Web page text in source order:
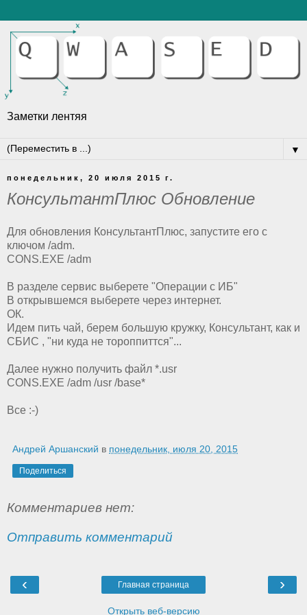
Заметки лентяя
▼
понедельник, 20 июля 2015 г.
КонсультантПлюс Обновление
Для обновления КонсультантПлюс, запустите его с
ключом /adm.
CONS.EXE /adm
В разделе сервис выберете "Операции с ИБ"
В открывшемся выберете через интернет.
ОК.
Идем пить чай, берем большую кружку, Консультант, как и
СБИС , "ни куда не тороппиттся"...
Далее нужно получить файл *.usr
CONS.EXE /adm /usr /base*
Все :-)
Андрей Аршанский в понедельник, июля 20, 2015
Поделиться
Комментариев нет:
Отправить комментарий
‹ ›
Главная страница
Открыть веб-версию